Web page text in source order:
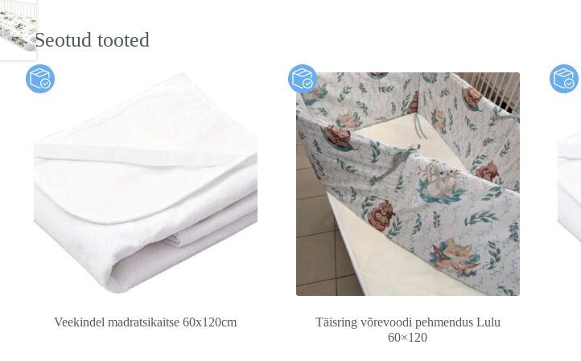
Seotud tooted
Veekindel madratsikaitse 60x120cm
Täisring võrevoodi pehmendus Lulu
60×120